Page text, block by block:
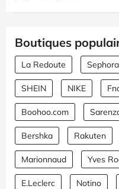
Boutiques
La Redoute Sephora
SHEIN NIKE
Boohoo.com
Bershka Rakuten
Marionnaud Yves
E.Leclerc Notino